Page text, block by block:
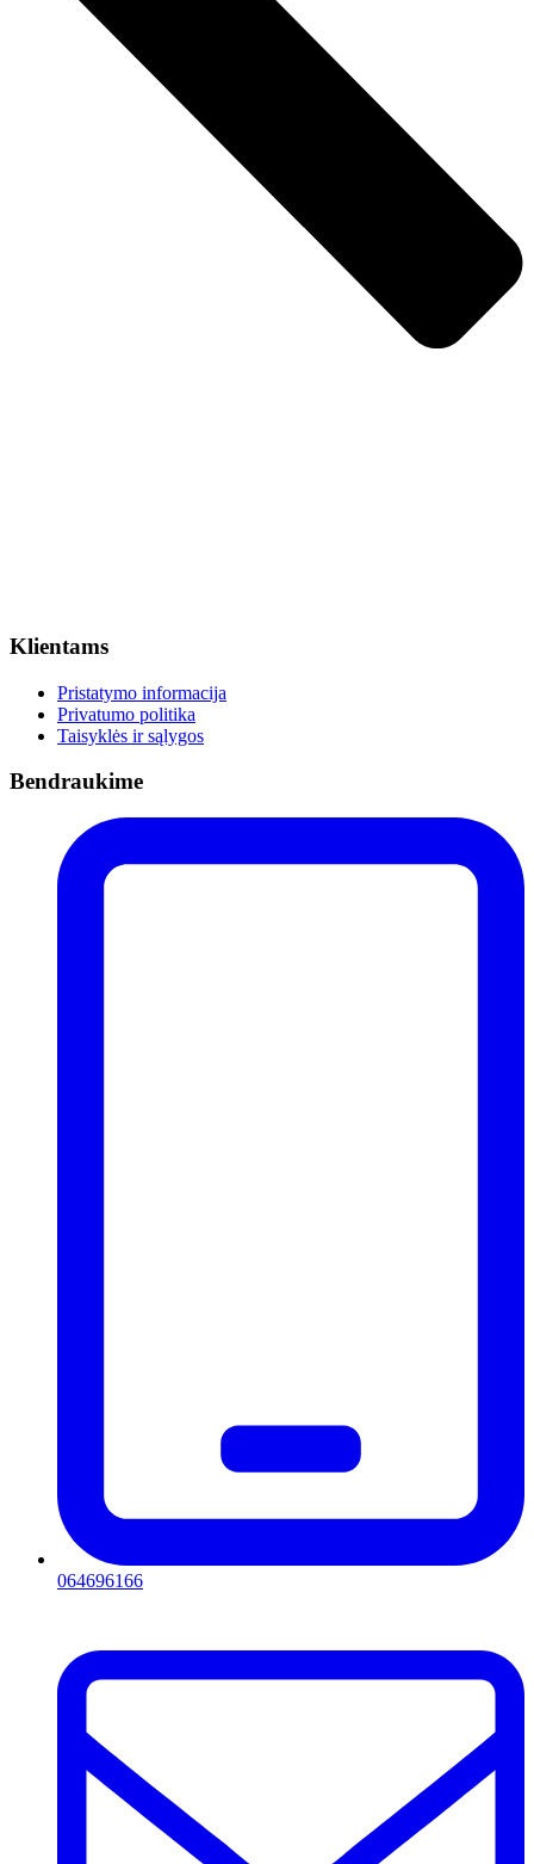
Klientams
Pristatymo informacija
Privatumo politika
Taisyklės ir sąlygos
Bendraukime
064696166